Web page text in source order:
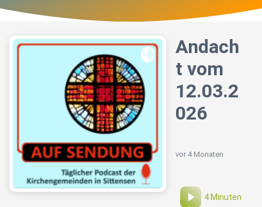
Andach
t vom
12.03.2
026
vor 4 Monaten
4 Minuten